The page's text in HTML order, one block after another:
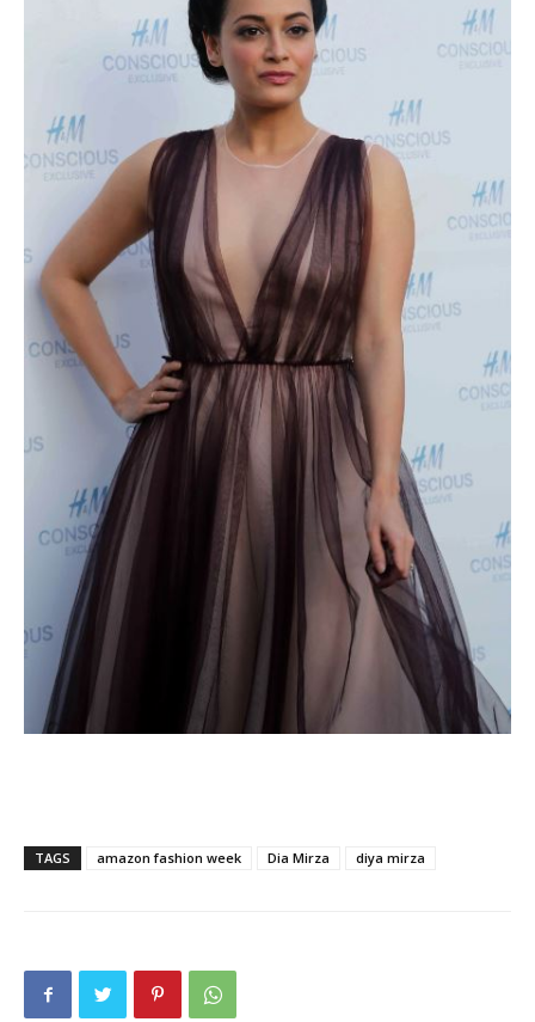
TAGS amazon fashion week Dia Mirza diya mirza